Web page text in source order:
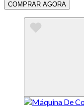
COMPRAR AGORA